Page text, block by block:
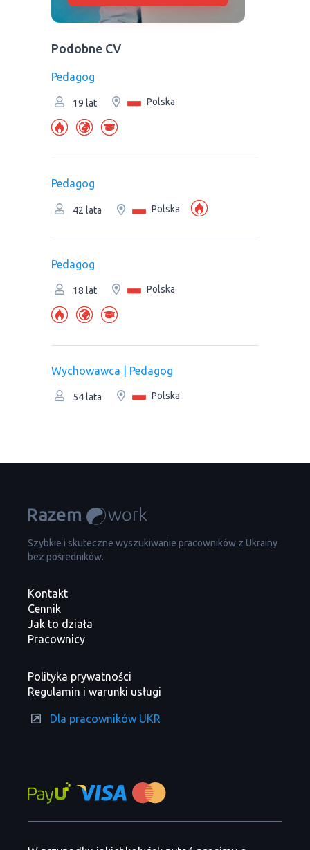
Podobne CV
Pedagog
19 lat Polska
Pedagog
42 lata Polska
Pedagog
18 lat Polska
Wychowawca | Pedagog
54 lata Polska
Szybkie i skuteczne wyszukiwanie pracowników z Ukrainy
bez pośredników.
Kontakt
Cennik
Jak to działa
Pracownicy
Polityka prywatności
Regulamin i warunki usługi
Dla pracowników UKR